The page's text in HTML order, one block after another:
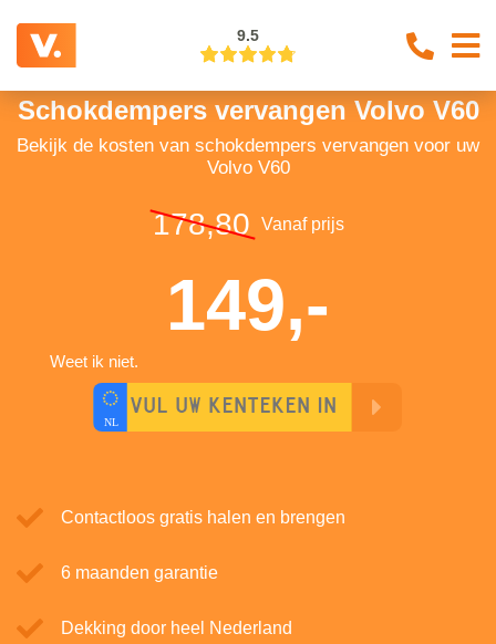
9.5
Schokdempers vervangen Volvo V60
Bekijk de kosten van schokdempers vervangen voor uw
Volvo V60
178,80 Vanaf prijs
149,-
Weet ik niet.
Contactloos gratis halen en brengen
6 maanden garantie
Dekking door heel Nederland